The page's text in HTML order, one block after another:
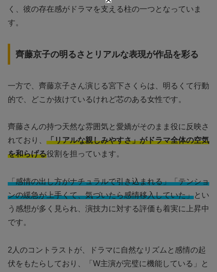
く、彼の存在感がドラマを支える柱の一つとなっていま
す。
齊藤京子の明るさとリアルな表現が作品を彩る
一方で、齊藤京子さん演じる宮下さくらは、明るくて行動
的で、どこか抜けているけれど芯のある女性です。
齊藤さんの持つ天然な雰囲気と愛嬌がそのまま役に反映さ
れており、 「リアルな親しみやすさ」がドラマ全体の空気
を和らげる役割を担っています。
「感情の出し方がナチュラルで引き込まれる」「テンショ
ンの緩急が上手くて、気づいたら感情移入していた」とい
う感想が多く見られ、演技力に対する評価も着実に上昇中
です。
2人のコントラストが、ドラマに自然なリズムと感情の起
伏をもたらしており、「W主演が完璧に機能している」と